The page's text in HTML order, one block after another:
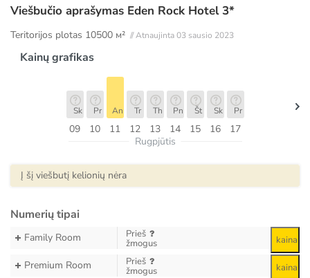
Viešbučio aprašymas Eden Rock Hotel 3*
Teritorijos plotas 10500 м² // Atnaujinta 03 sausio 2023
Kainų grafikas
09
Sk
10
Pr
11
An
12
Tr
13
Th
14
Pn
15
Št
16
Sk
17
Pr
Rugpjūtis
Į šį viešbutį kelionių nėra
Numerių tipai
Family Room Prieš
žmogus kaina
Premium Room Prieš
žmogus kaina